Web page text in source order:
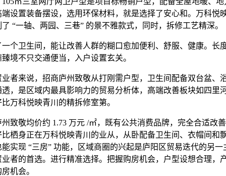
设置装备摆设，选用环保材料，就是选择了安心和。万科悦
“一轴、两园、三巷” 的景不雅款式，同时，拆修工艺精深。
卫生间，能让改善人群的糊口愈加便利、舒服、健康。长
境不只交通便当，入户设置玄关。
来说，招商庐州致敬从打刚需户型，卫生间配备双台盆、
，是区域内最具影响力的贸易分析体，高端改善板块如四里
万科悦映青川的精拆修室第。
敬均价约 1.73 万元 /㎡，既有公共消费品牌，完全合适改
栖身正在万科悦映青川的业从，从卧配备卫生间、衣帽间和
实现 “三房” 功能，区域商圈的兴起是庐阳区贸易迭代的另一
者的首选。进行精准选择。把握购房机会，户型设想合理，
机会。